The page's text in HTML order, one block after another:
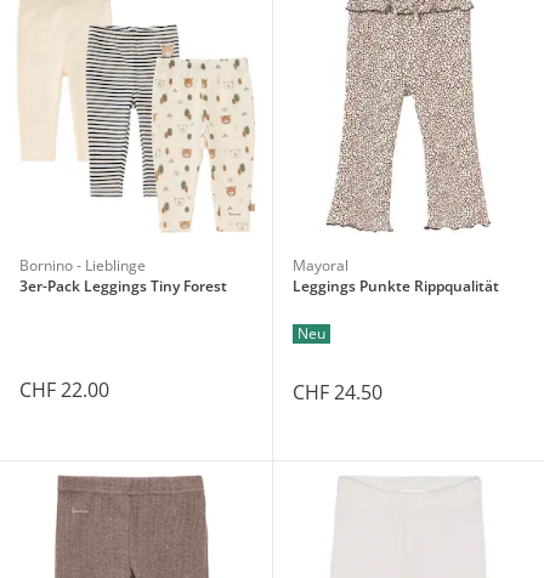
Bornino - Lieblinge
3er-Pack Leggings Tiny Forest
CHF 22.00
Mayoral
Leggings Punkte Rippqualität
Neu
CHF 24.50